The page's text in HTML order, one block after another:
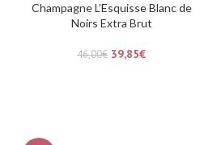
Champagne L’Esquisse Blanc de
Noirs Extra Brut
46,00€ 39,85€